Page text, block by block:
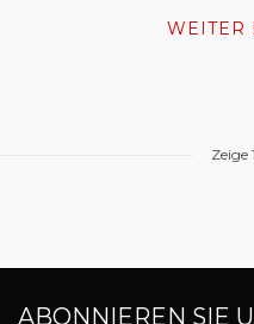
WEITER
Zeige 1
ABONNIEREN SIE